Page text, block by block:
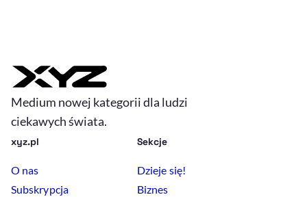
Medium nowej kategorii dla ludzi
ciekawych świata.
xyz.pl
O nas
Subskrypcja
Sekcje
Dzieje się!
Biznes